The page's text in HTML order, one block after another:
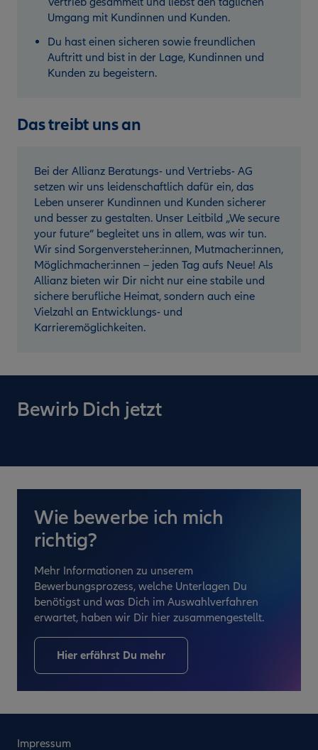
Umgang mit Kundinnen und Kunden.
Du hast einen sicheren sowie freundlichen
Auftritt und bist in der Lage, Kundinnen und
Kunden zu begeistern.
Das treibt uns an
Bei der Allianz Beratungs- und Vertriebs- AG
setzen wir uns leidenschaftlich dafür ein, das
Leben unserer Kundinnen und Kunden sicherer
und besser zu gestalten. Unser Leitbild „We secure
your future“ begleitet uns in allem, was wir tun.
Wir sind Sorgenversteher:innen, Mutmacher:innen,
Möglichmacher:innen – jeden Tag aufs Neue! Als
Allianz bieten wir Dir nicht nur eine stabile und
sichere berufliche Heimat, sondern auch eine
Vielzahl an Entwicklungs- und
Karrieremöglichkeiten.
Bewirb Dich jetzt
Wie bewerbe ich mich
richtig?
Mehr Informationen zu unserem
Bewerbungsprozess, welche Unterlagen Du
benötigst und was Dich im Auswahlverfahren
erwartet, haben wir Dir hier zusammengestellt.
Hier erfährst Du mehr
Impressum